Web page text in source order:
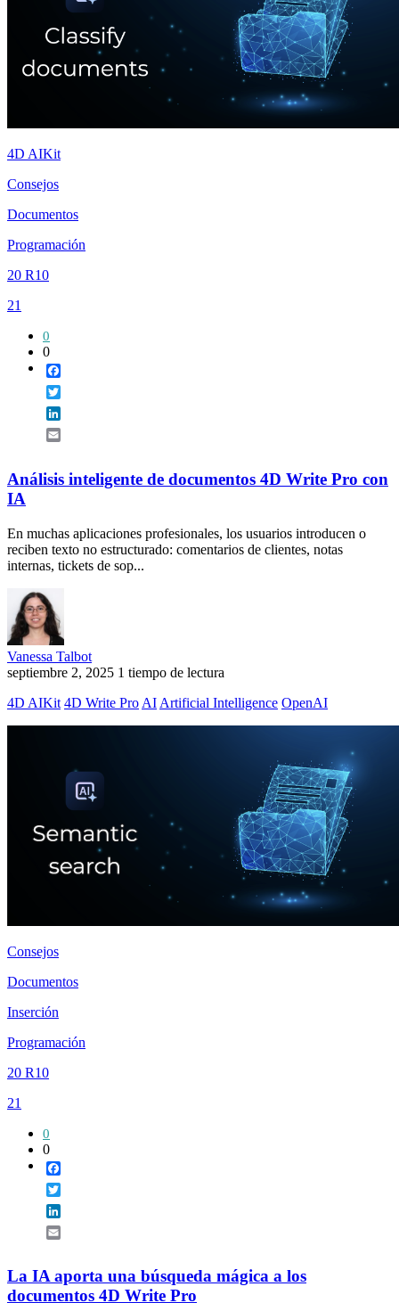
4D AIKit
Consejos
Documentos
Programación
20 R10
21
0
0
Análisis inteligente de documentos 4D Write Pro con
IA
En muchas aplicaciones profesionales, los usuarios introducen o
reciben texto no estructurado: comentarios de clientes, notas
internas, tickets de sop...
Vanessa Talbot
septiembre 2, 2025 1 tiempo de lectura
4D AIKit 4D Write Pro AI Artificial Intelligence OpenAI
Consejos
Documentos
Inserción
Programación
20 R10
21
0
0
La IA aporta una búsqueda mágica a los
documentos 4D Write Pro